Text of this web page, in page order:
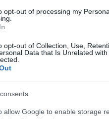
opt-out of processing my
opt-out of Collection, Use,
Data that Is Unrelated
allow Google to enable storage
possono
fondamentali che
di energie rinnovabili,